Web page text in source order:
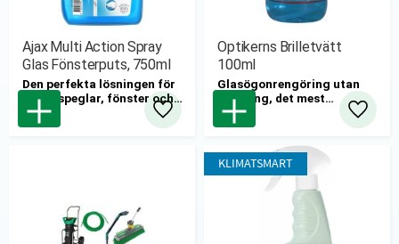
Ajax Multi Action Spray
Glas Fönsterputs, 750ml
Den perfekta lösningen för
att få speglar, fönster och
andra blanka ytor att
glänsa – utan ränder.
Lägg till i favoriter
Optikerns Brilletvätt
100ml
Glasögonrengöring utan
putsning, det mest
skonsamma sättet att
rengöra glasögonen utanLägg
KLIMATSMART